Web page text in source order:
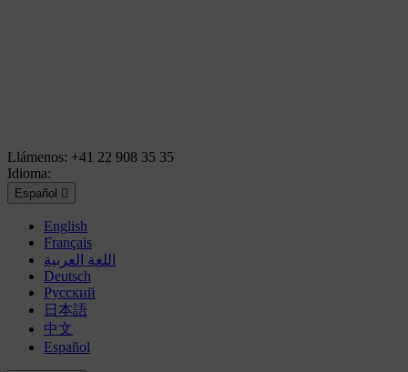
Llámenos: +41 22 908 35 35
Idioma:
Español 
English
Français
اللغة العربية
Deutsch
Русский
日本語
中文
Español